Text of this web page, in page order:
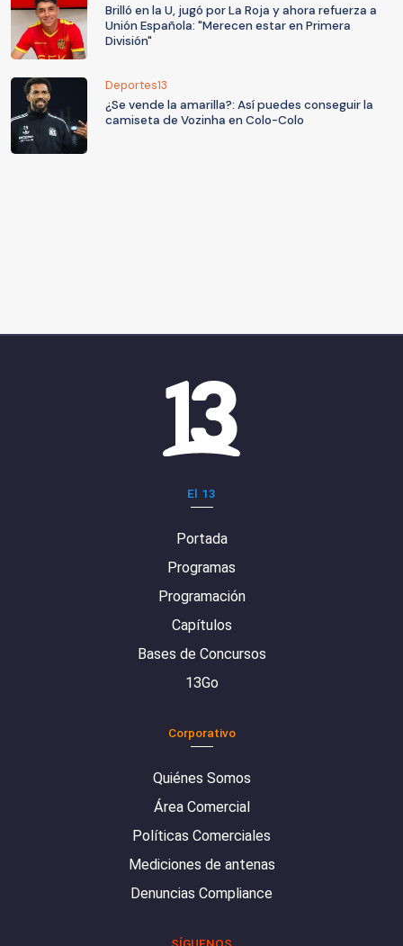
Brilló en la U, jugó por La Roja y ahora refuerza a
Unión Española: "Merecen estar en Primera
División"
Deportes13
¿Se vende la amarilla?: Así puedes conseguir la
camiseta de Vozinha en Colo-Colo
El 13
Portada
Programas
Programación
Capítulos
Bases de Concursos
13Go
Corporativo
Quiénes Somos
Área Comercial
Políticas Comerciales
Mediciones de antenas
Denuncias Compliance
SÍGUENOS